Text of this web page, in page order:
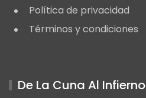
Política de privacidad
Términos y condiciones
De La Cuna Al Infierno